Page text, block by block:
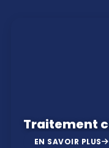
Traitement
EN SAVOIR PLUS